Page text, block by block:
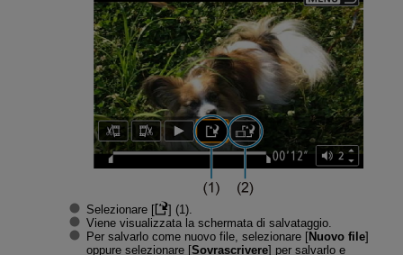
Selezionare [
] (1).
Viene visualizzata la schermata di salvataggio.
Per salvarlo come nuovo file, selezionare [Nuovo file]
oppure selezionare [Sovrascrivere] per salvarlo e